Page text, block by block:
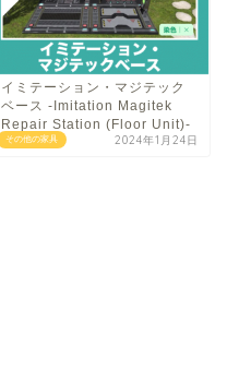
その他の家具
イミテーション・マジテック
ベース -Imitation Magitek
Repair Station (Floor Unit)-
2024年1月24日